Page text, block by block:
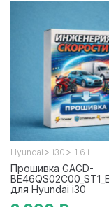
Hyundai > i30 > 1.6 i
Прошивка GAGD-
для Hyundai i30